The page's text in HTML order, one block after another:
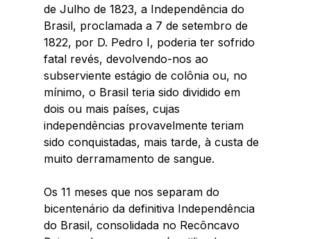
de Julho de 1823, a Independência do
Brasil, proclamada a 7 de setembro de
1822, por D. Pedro I, poderia ter sofrido
fatal revés, devolvendo-nos ao
subserviente estágio de colônia ou, no
mínimo, o Brasil teria sido dividido em
dois ou mais países, cujas
independências provavelmente teriam
sido conquistadas, mais tarde, à custa de
muito derramamento de sangue.
Os 11 meses que nos separam do
bicentenário da definitiva Independência
do Brasil, consolidada no Recôncavo